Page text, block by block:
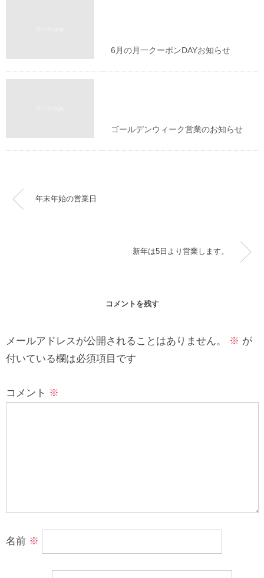
6月の月一クーポンDAYお知らせ
ゴールデンウィーク営業のお知らせ
年末年始の営業日
新年は5日より営業します。
コメントを残す
メールアドレスが公開されることはありません。 ※ が
付いている欄は必須項目です
コメント ※
名前 ※